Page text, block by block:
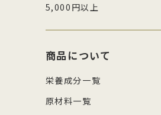
5,000円以上
商品について
栄養成分一覧
原材料一覧